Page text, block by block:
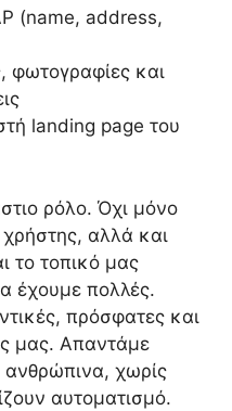
(name, address,
φωτογραφίες και
landing page του
ρόλο. Όχι μόνο
χρήστης, αλλά και
το τοπικό μας
έχουμε πολλές.
πρόσφατες και
μας. Απαντάμε
ανθρώπινα, χωρίς
αυτοματισμό.